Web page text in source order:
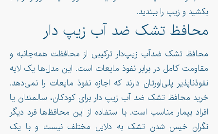
بکشید و زیپ را ببندید.
محافظ تشک ضد آب زیپ دار
محافظ تشک ضدآب زیپ‌دار ترکیبی از محافظت همه‌جانبه و
مقاومت کامل در برابر نفوذ مایعات است. این مدل‌ها یک لایه
نفوذ‌ناپذیر پلی‌اورتان دارند که اجازه نفوذ مایعات را نمی‌دهد.
خرید محافظ تشک ضد آب زیپ دار برای کودکان، سالمندان یا
افراد بیمار مناسب است. با استفاده از این محافظ‌ها فرد دیگر
نگران خیس شدن تشک به دلایل مختلف نیست و با یک